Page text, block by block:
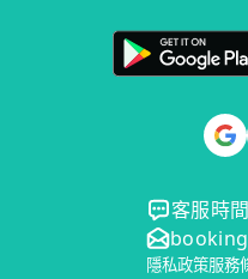
客服時
隱私政策服務